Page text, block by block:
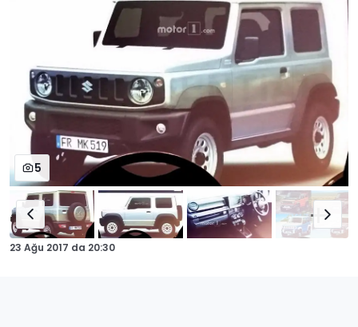
5
23 Ağu 2017 da 20:30